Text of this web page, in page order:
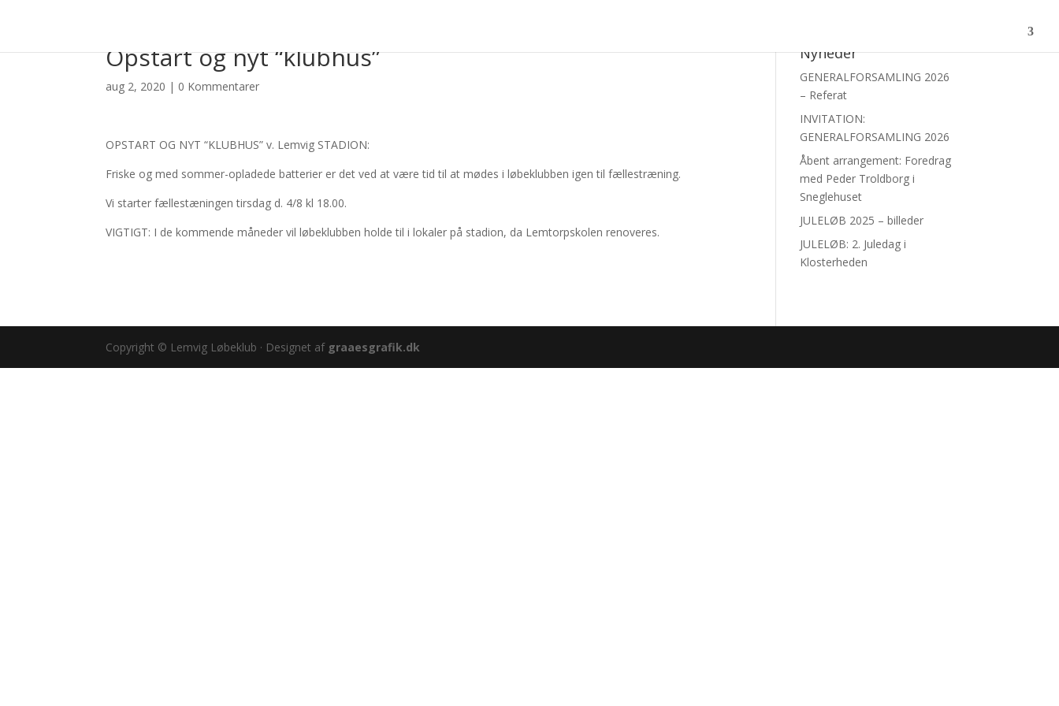
Opstart og nyt “klubhus”
aug 2, 2020 | 0 Kommentarer
OPSTART OG NYT “KLUBHUS” v. Lemvig STADION:
Friske og med sommer-opladede batterier er det ved at være tid til at mødes i løbeklubben igen til fællestræning.
Vi starter fællestæningen tirsdag d. 4/8 kl 18.00.
VIGTIGT: I de kommende måneder vil løbeklubben holde til i lokaler på stadion, da Lemtorpskolen renoveres.
Nyheder
GENERALFORSAMLING 2026
– Referat
INVITATION:
GENERALFORSAMLING 2026
Åbent arrangement: Foredrag
med Peder Troldborg i
Sneglehuset
JULELØB 2025 – billeder
JULELØB: 2. Juledag i
Klosterheden
Copyright © Lemvig Løbeklub · Designet af graaesgrafik.dk